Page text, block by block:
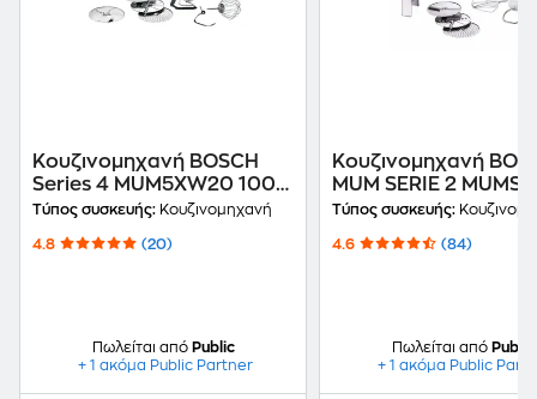
Κουζινομηχανή BOSCH
Series 4 MUM5XW20 1000
W 3.9 L Λευκό
Τύπος συσκευής: Κουζινομηχανή
4.8 (20)
Πωλείται από Public
+ 1 ακόμα Public Partner
Κουζινομηχανή
MUM SERIE 2
700 W 3.8 L Λευκό
Τύπος συσκευής:
4.6 (84)
Πωλείται από Public
+ 1 ακόμα Public